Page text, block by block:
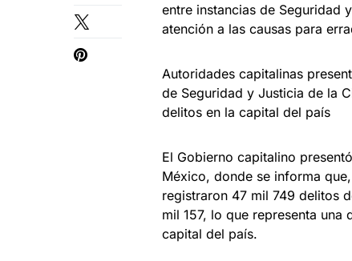
entre instancias de Seguridad
atención a las causas para
Autoridades capitalinas
de Seguridad y Justicia de la
delitos en la capital del país
El Gobierno capitalino
México, donde se informa
registraron 47 mil 749 delitos
mil 157, lo que representa
capital del país.